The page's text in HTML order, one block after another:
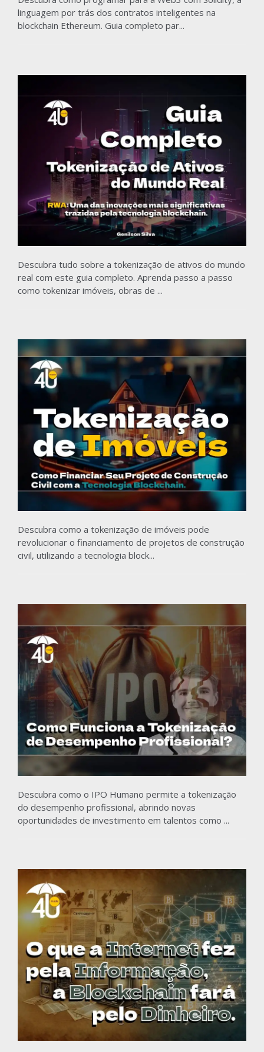
linguagem por trás dos contratos inteligentes na
blockchain Ethereum. Guia completo par...
Descubra tudo sobre a tokenização de ativos do mundo
real com este guia completo. Aprenda passo a passo
como tokenizar imóveis, obras de ...
Descubra como a tokenização de imóveis pode
revolucionar o financiamento de projetos de construção
civil, utilizando a tecnologia block...
Descubra como o IPO Humano permite a tokenização
do desempenho profissional, abrindo novas
oportunidades de investimento em talentos como ...